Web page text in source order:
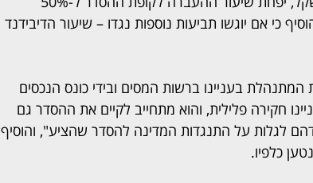
כי אם יוגשו תביעות נוספות נגדו – שיעור הדיבידנד
בעניינו ברשות המסים ובידי כונס הנכסים
חקירה פלילית, והוא מתחייב לקיים את ההסדר גם
לגלות על התנגדות המדינה להסדר שהציע", והוסיף
כלפיו.